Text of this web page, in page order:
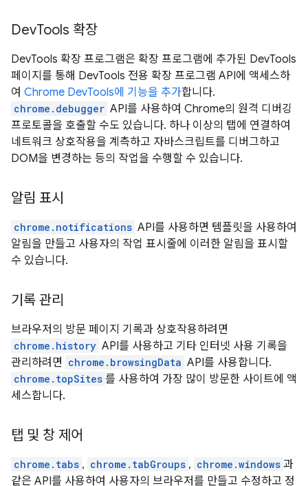
DevTools 확장
DevTools 확장 프로그램은 확장 프로그램에 추가된 DevTools
페이지를 통해 DevTools 전용 확장 프로그램 API에 액세스하
여 Chrome DevTools에 기능을 추가합니다.
chrome.debugger API를 사용하여 Chrome의 원격 디버깅
프로토콜을 호출할 수도 있습니다. 하나 이상의 탭에 연결하여
네트워크 상호작용을 계측하고 자바스크립트를 디버그하고
DOM을 변경하는 등의 작업을 수행할 수 있습니다.
알림 표시
chrome.notifications API를 사용하면 템플릿을 사용하여
알림을 만들고 사용자의 작업 표시줄에 이러한 알림을 표시할
수 있습니다.
기록 관리
브라우저의 방문 페이지 기록과 상호작용하려면
chrome.history API를 사용하고 기타 인터넷 사용 기록을
관리하려면 chrome.browsingData API를 사용합니다.
chrome.topSites 를 사용하여 가장 많이 방문한 사이트에 액
세스합니다.
탭 및 창 제어
chrome.tabs , chrome.tabGroups , chrome.windows 과
같은 API를 사용하여 사용자의 브라우저를 만들고 수정하고 정